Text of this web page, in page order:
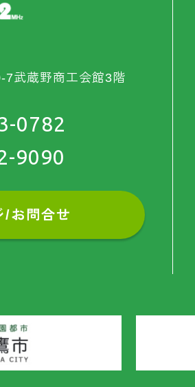
7武蔵野商工会館3階
0782
9090
/お問合せ